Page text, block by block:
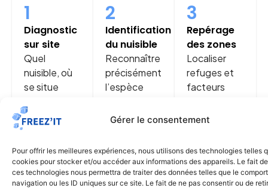
Gérer le consentement
Pour offrir les meilleures expériences, nous utilisons des technologies telles
cookies pour stocker et/ou accéder aux informations des appareils. Le fait
ces technologies nous permettra de traiter des données telles que le
navigation ou les ID uniques sur ce site. Le fait de ne pas consentir ou de
1
Diagnostic
sur site
Quel
nuisible, où
se situe
quelles
quelles
contraintes.
2
Identification
du nuisible
Reconnaître
précisément
l’espèce
bonne
3
Repérage
des zones
Localiser
refuges et
facteurs
dans tout